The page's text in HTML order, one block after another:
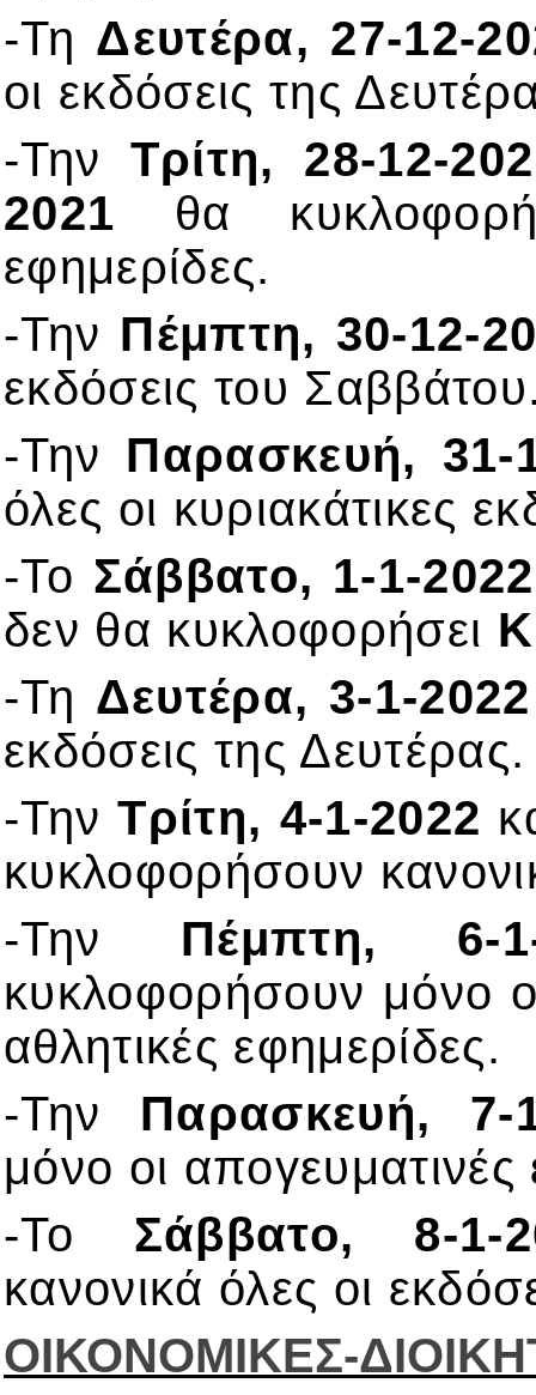
-Τη Δευτέρα, 27-12-
οι εκδόσεις της
-Την Τρίτη, 28-12-
2021 θα
εφημερίδες.
-Την Πέμπτη, 30-12-
εκδόσεις του
-Την Παρασκευή, 31-
όλες οι κυριακάτικες
-Το Σάββατο, 1-1-2022
δεν θα κυκλοφορήσει
-Τη Δευτέρα, 3-1-2022
εκδόσεις της Δευτέρας.
-ΤηνΤρίτη, 4-1-2022
κυκλοφορήσουν
-Την Πέμπτη, 6-
κυκλοφορήσουν μόνο
αθλητικές εφημερίδες.
-Την Παρασκευή, 7-
μόνο οι απογευματινές
-Το Σάββατο, 8-1-
κανονικά όλες οι
ΟΙΚΟΝΟΜΙΚΕΣ-